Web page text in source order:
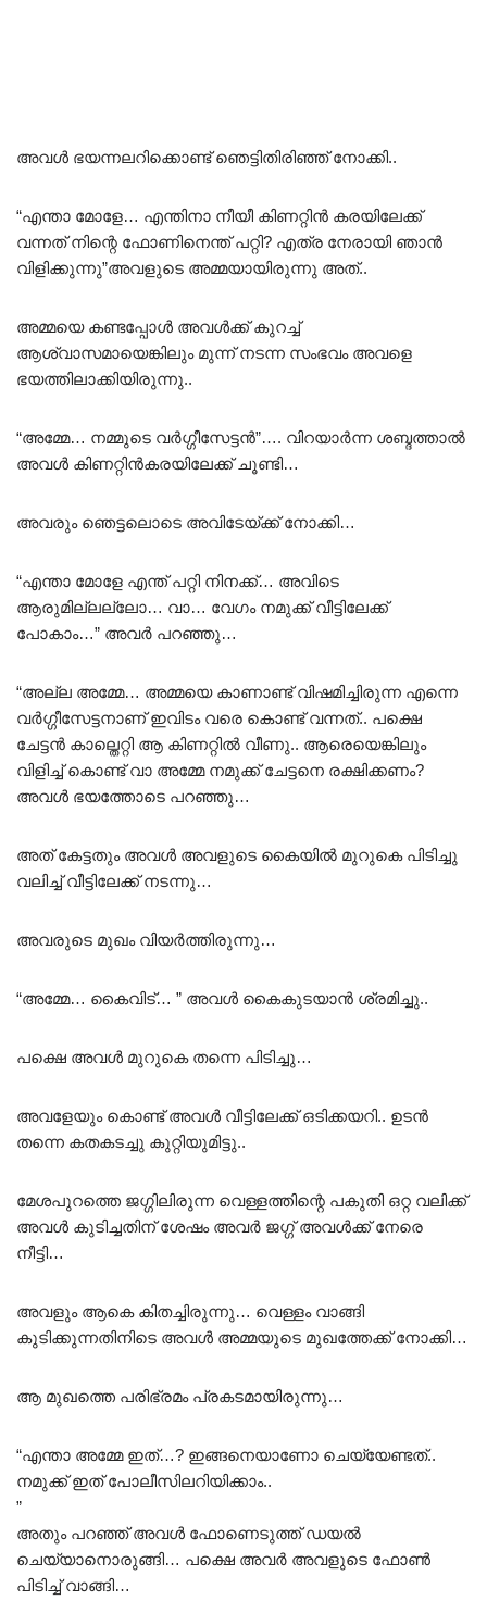
അവൾ ഭയന്നലറിക്കൊണ്ട് ഞെട്ടിതിരിഞ്ഞ് നോക്കി..
“എന്താ മോളേ… എന്തിനാ നീയീ കിണറ്റിൻ കരയിലേക്ക്
വന്നത് നിന്റെ ഫോണിനെന്ത് പറ്റി? എത്ര നേരായി ഞാൻ
വിളിക്കുന്നു”അവളുടെ അമ്മയായിരുന്നു അത്..
അമ്മയെ കണ്ടപ്പോൾ അവൾക്ക് കുറച്ച്
ആശ്വാസമായെങ്കിലും മുന്ന് നടന്ന സംഭവം അവളെ
ഭയത്തിലാക്കിയിരുന്നു..
“അമ്മേ… നമ്മുടെ വർഗ്ഗീസേട്ടൻ”…. വിറയാർന്ന ശബ്ദത്താൽ
അവൾ കിണറ്റിൻകരയിലേക്ക് ചൂണ്ടി…
അവരും ഞെട്ടലൊടെ അവിടേയ്ക്ക് നോക്കി…
“എന്താ മോളേ എന്ത് പറ്റി നിനക്ക്… അവിടെ
ആരുമില്ലല്ലോ… വാ… വേഗം നമുക്ക് വീട്ടിലേക്ക്
പോകാം…” അവർ പറഞ്ഞു…
“അല്ല അമ്മേ… അമ്മയെ കാണാണ്ട് വിഷമിച്ചിരുന്ന എന്നെ
വർഗ്ഗീസേട്ടനാണ് ഇവിടം വരെ കൊണ്ട് വന്നത്.. പക്ഷെ
ചേട്ടൻ കാല്തെറ്റി ആ കിണറ്റിൽ വീണു.. ആരെയെങ്കിലും
വിളിച്ച് കൊണ്ട് വാ അമ്മേ നമുക്ക് ചേട്ടനെ രക്ഷിക്കണം?
അവൾ ഭയത്തോടെ പറഞ്ഞു…
അത് കേട്ടതും അവൾ അവളുടെ കൈയിൽ മുറുകെ പിടിച്ചു
വലിച്ച് വീട്ടിലേക്ക് നടന്നു…
അവരുടെ മുഖം വിയർത്തിരുന്നു…
“അമ്മേ… കൈവിട്… ” അവൾ കൈകുടയാൻ ശ്രമിച്ചു..
പക്ഷെ അവൾ മുറുകെ തന്നെ പിടിച്ചു…
അവളേയും കൊണ്ട് അവൾ വീട്ടിലേക്ക് ഒടിക്കയറി.. ഉടൻ
തന്നെ കതകടച്ചു കുറ്റിയുമിട്ടു..
മേശപുറത്തെ ജഗ്ഗിലിരുന്ന വെള്ളത്തിന്റെ പകുതി ഒറ്റ വലിക്ക്
അവൾ കുടിച്ചതിന് ശേഷം അവർ ജഗ്ഗ് അവൾക്ക് നേരെ
നീട്ടി…
അവളും ആകെ കിതച്ചിരുന്നു… വെള്ളം വാങ്ങി
കുടിക്കുന്നതിനിടെ അവൾ അമ്മയുടെ മുഖത്തേക്ക് നോക്കി…
ആ മുഖത്തെ പരിഭ്രമം പ്രകടമായിരുന്നു…
“എന്താ അമ്മേ ഇത്…? ഇങ്ങനെയാണോ ചെയ്യേണ്ടത്..
നമുക്ക് ഇത് പോലീസിലറിയിക്കാം..
”
അതും പറഞ്ഞ് അവൾ ഫോണെടുത്ത് ഡയൽ
ചെയ്യാനൊരുങ്ങി… പക്ഷെ അവർ അവളുടെ ഫോൺ
പിടിച്ച് വാങ്ങി…